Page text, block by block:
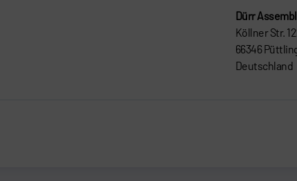
Dürr
Köllner Str.
66346
Deutschland